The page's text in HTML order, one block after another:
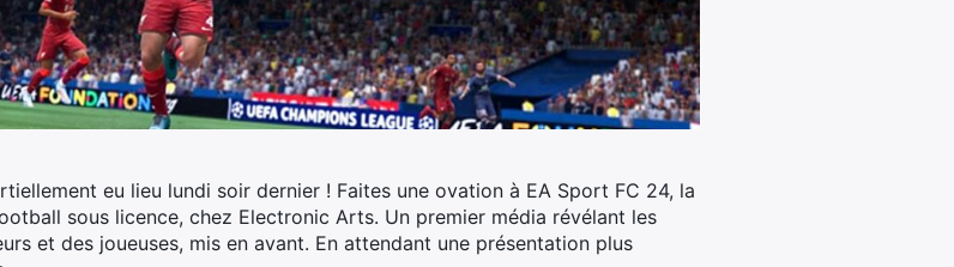
eu lieu lundi soir dernier ! Faites une ovation à EA Sport FC 24, la
sous licence, chez Electronic Arts. Un premier média révélant les
et des joueuses, mis en avant. En attendant une présentation plus